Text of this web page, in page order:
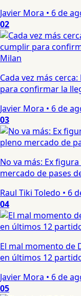
Javier Mora • 6 de
02
Cada vez más
para confirmar la
Javier Mora • 6 de
03
No va más: Ex
mercado de pases
Raul Tiki Toledo • 6
04
El mal momento de
en últimos 12
Javier Mora • 6 de
05